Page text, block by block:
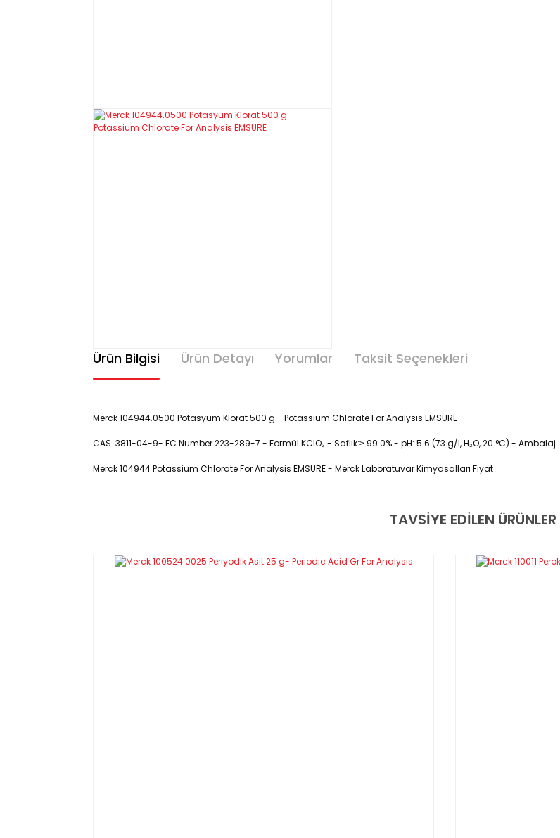
Ürün Bilgisi Ürün Detayı Yorumlar Taksit Seçenekleri
Merck 104944.0500 Potasyum Klorat 500 g - Potassium Chlorate For Analysis EMSURE
CAS. 3811-04-9- EC Number 223-289-7 - Formül KClO₃ - Saflık:≥ 99.0% - pH: 5.6 (73 g/l, H₂O, 20 °C) - Ambalaj :
Merck 104944 Potassium Chlorate For Analysis EMSURE - Merck Laboratuvar Kimyasalları Fiyat
Bu ürüne ilk yorumu siz yapın!
Yorum Yaz
KClO₃
TAVSİYE EDİLEN ÜRÜNLER